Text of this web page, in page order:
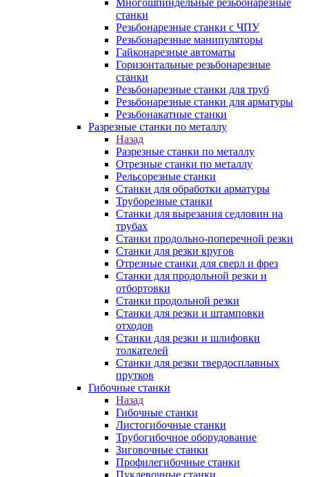
Многошпиндельные резьбонарезные
станки
Резьбонарезные станки с ЧПУ
Резьбонарезные манипуляторы
Гайконарезные автоматы
Горизонтальные резьбонарезные
станки
Резьбонарезные станки для труб
Резьбонарезные станки для арматуры
Резьбонакатные станки
Разрезные станки по металлу
Назад
Разрезные станки по металлу
Отрезные станки по металлу
Рельсорезные станки
Станки для обработки арматуры
Труборезные станки
Станки для вырезания седловин на
трубаx
Станки продольно-поперечной резки
Станки для резки кругов
Отрезные станки для сверл и фрез
Станки для продольной резки и
отбортовки
Станки продольной резки
Станки для резки и штамповки
отходов
Станки для резки и шлифовки
толкателей
Станки для резки твердосплавных
прутков
Гибочные станки
Назад
Гибочные станки
Листогибочные станки
Трубогибочное оборудование
Зиговочные станки
Профилегибочные станки
Пуклевочные станки